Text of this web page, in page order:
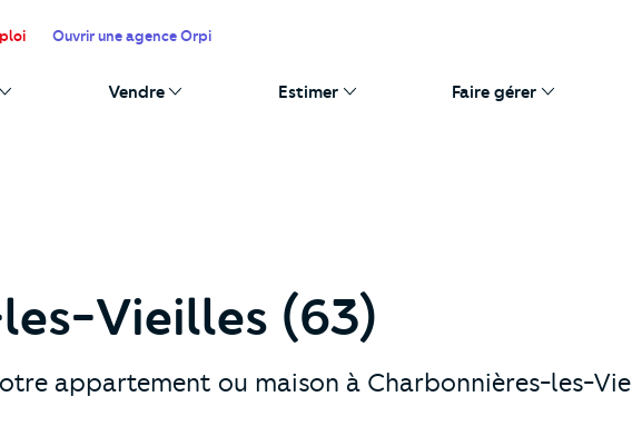
Ouvrir une agence Orpi
Vendre Estimer Faire gérer
Vieilles (63)
appartement ou maison à Charbonnières-les-